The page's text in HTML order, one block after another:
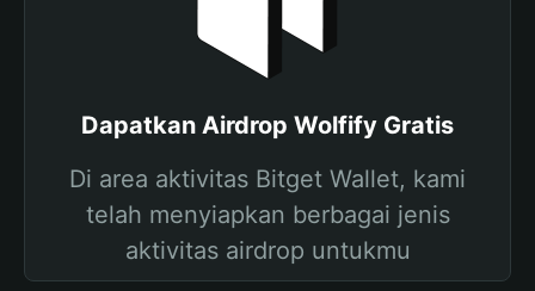
Dapatkan Airdrop Wolfify Gratis
Di area aktivitas Bitget Wallet, kami
telah menyiapkan berbagai jenis
aktivitas airdrop untukmu